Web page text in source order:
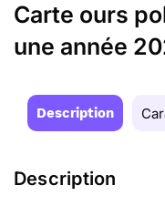
Carte ours
une année
Description
Description